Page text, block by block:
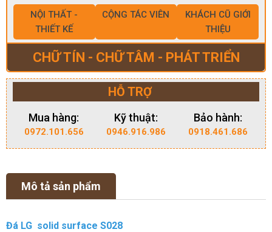
NỘI THẤT -
THIẾT KẾ
CỘNG TÁC VIÊN
KHÁCH CŨ GIỚI
THIỆU
CHỮ TÍN - CHỮ TÂM - PHÁT TRIỂN
HỖ TRỢ
Mua hàng:
0972.101.656
Kỹ thuật:
0946.916.986
Bảo hành:
0918.461.686
Mô tả sản phẩm
Đá LG solid surface S028